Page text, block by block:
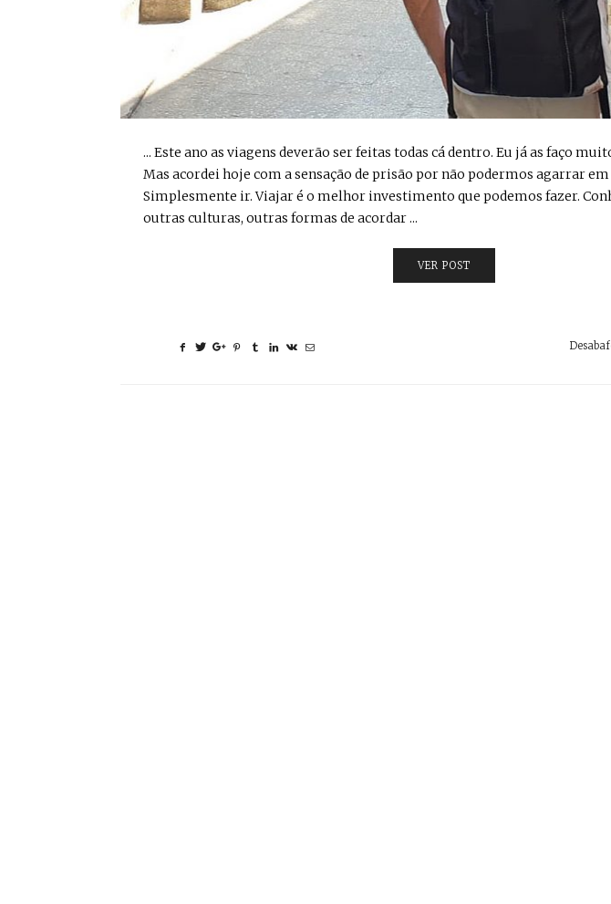
... Este ano as viagens deverão ser feitas todas cá dentro. Eu já as faço
Mas acordei hoje com a sensação de prisão por não podermos agarrar em
Simplesmente ir. Viajar é o melhor investimento que podemos fazer.
outras culturas, outras formas de acordar ...
VER POST